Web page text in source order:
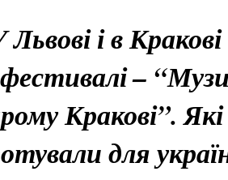
і в
–
Кракові”.
для